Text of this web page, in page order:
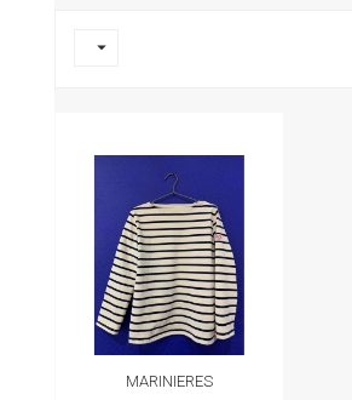

MARINIERES